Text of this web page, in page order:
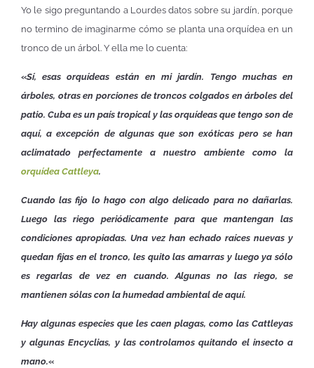
Yo le sigo preguntando a Lourdes datos sobre su jardín, porque
no termino de imaginarme cómo se planta una orquídea en un
tronco de un árbol. Y ella me lo cuenta:
«Sí, esas orquídeas están en mi jardín. Tengo muchas en
árboles, otras en porciones de troncos colgados en árboles del
patio. Cuba es un país tropical y las orquídeas que tengo son de
aquí, a excepción de algunas que son exóticas pero se han
aclimatado perfectamente a nuestro ambiente como la
orquídea Cattleya.
Cuando las fijo lo hago con algo delicado para no dañarlas.
Luego las riego periódicamente para que mantengan las
condiciones apropiadas. Una vez han echado raíces nuevas y
quedan fijas en el tronco, les quito las amarras y luego ya sólo
es regarlas de vez en cuando. Algunas no las riego, se
mantienen sólas con la humedad ambiental de aquí.
Hay algunas especies que les caen plagas, como las Cattleyas
y algunas Encyclias, y las controlamos quitando el insecto a
mano.«